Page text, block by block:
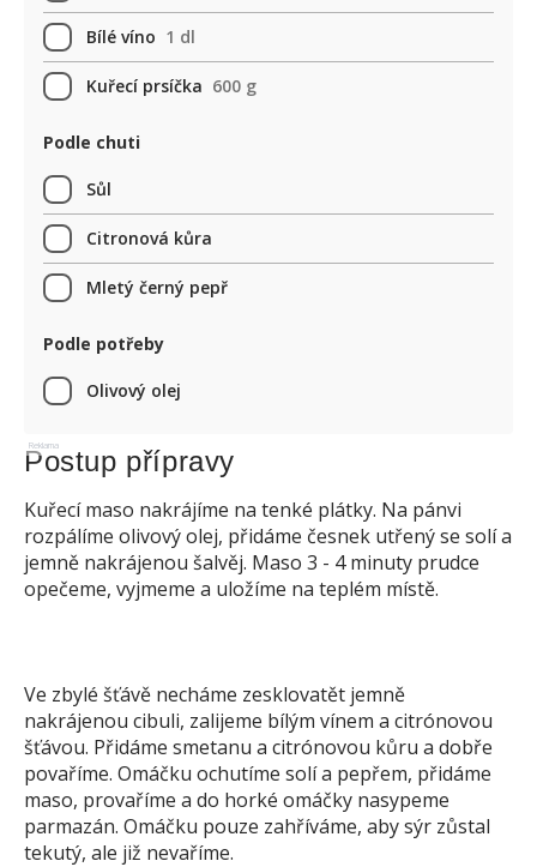
Bílé víno 1 dl
Kuřecí prsíčka 600 g
Podle chuti
Sůl
Citronová kůra
Mletý černý pepř
Podle potřeby
Olivový olej
Reklama
Postup přípravy
Kuřecí maso nakrájíme na tenké plátky. Na pánvi
rozpálíme olivový olej, přidáme česnek utřený se solí a
jemně nakrájenou šalvěj. Maso 3 - 4 minuty prudce
opečeme, vyjmeme a uložíme na teplém místě.
Ve zbylé šťávě necháme zesklovatět jemně
nakrájenou cibuli, zalijeme bílým vínem a citrónovou
šťávou. Přidáme smetanu a citrónovou kůru a dobře
povaříme. Omáčku ochutíme solí a pepřem, přidáme
maso, provaříme a do horké omáčky nasypeme
parmazán. Omáčku pouze zahříváme, aby sýr zůstal
tekutý, ale již nevaříme.